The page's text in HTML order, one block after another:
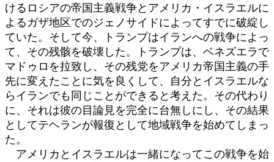
けるロシアの帝国主義戦争とアメリカ・イスラエルに
よるガザ地区でのジェノサイドによってすでに破綻し
ていた。そして今、トランプはイランへの戦争によっ
て、その残骸を破壊した。トランプは、ベネズエラで
マドゥロを拉致し、その残党をアメリカ帝国主義の手
先に変えたことに気を良くして、自分とイスラエルな
らイランでも同じことができると考えた。その代わり
に、それは彼の目論見を完全に台無しにし、その結果
としてテヘランが報復として地域戦争を始めてしまっ
た。
アメリカとイスラエルは一緒になってこの戦争を始